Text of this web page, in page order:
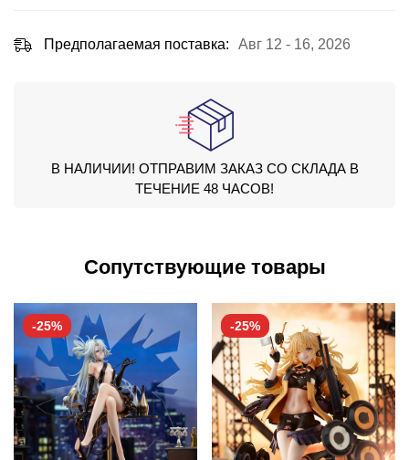
Предполагаемая поставка: Авг 12 - 16, 2026
В НАЛИЧИИ! ОТПРАВИМ ЗАКАЗ СО СКЛАДА В
ТЕЧЕНИЕ 48 ЧАСОВ!
Сопутствующие товары
-25% -25%